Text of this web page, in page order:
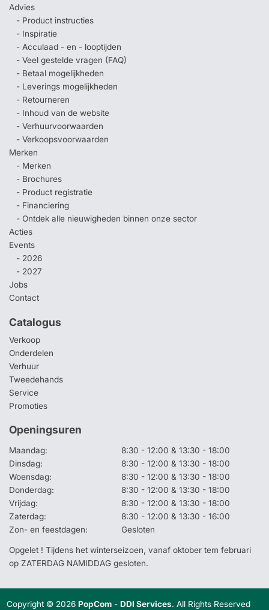
Advies
- Product instructies
- Inspiratie
- Acculaad - en - looptijden
- Veel gestelde vragen (FAQ)
- Betaal mogelijkheden
- Leverings mogelijkheden
- Retourneren
- Inhoud van de website
- Verhuurvoorwaarden
- Verkoopsvoorwaarden
Merken
- Merken
- Brochures
- Product registratie
- Financiering
- Ontdek alle nieuwigheden binnen onze sector
Acties
Events
- 2026
- 2027
Jobs
Contact
Catalogus
Verkoop
Onderdelen
Verhuur
Tweedehands
Service
Promoties
Openingsuren
Maandag:
8:30 - 12:00 & 13:30 - 18:00
Dinsdag:
8:30 - 12:00 & 13:30 - 18:00
Woensdag:
8:30 - 12:00 & 13:30 - 18:00
Donderdag:
8:30 - 12:00 & 13:30 - 18:00
Vrijdag:
8:30 - 12:00 & 13:30 - 18:00
Zaterdag:
8:30 - 12:00 & 13:30 - 16:00
Zon- en feestdagen:
Gesloten
Opgelet ! Tijdens het winterseizoen, vanaf oktober tem februari
op ZATERDAG NAMIDDAG gesloten.
Copyright © 2026PopCom -DDI Services. All Rights Reserved